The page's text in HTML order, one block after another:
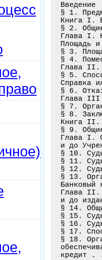
Введение
§ 1.
Книга I.
§ 2.
Глава I.
Площадь
§ 3.
§ 4.
Глава II.
§ 5.
§ 6.
Глава III
§ 7.
§ 8.
Книга II.
§ 9.
Глава I.
и до
§ 10.
§ 11.
§ 12.
§ 13.
Глава II.
и до
§ 14.
§ 15.
§ 16.
§ 17.
§ 18.